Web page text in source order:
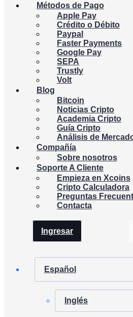
Métodos de Pago
Apple Pay
Crédito o Débito
Paypal
Faster Payments
Google Pay
SEPA
Trustly
Volt
Blog
Bitcoin
Noticias Cripto
Academia Cripto
Guía Cripto
Análisis de
Compañía
Sobre nosotros
Soporte A Cliente
Empieza en Xcoins
Cripto Calculadora
Preguntas
Contacta
Ingresar
Español
Inglés